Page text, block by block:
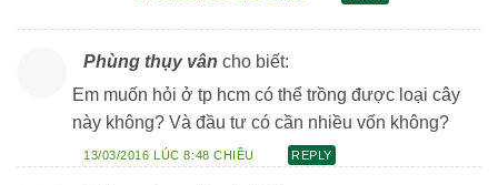
Phùng thụy vân cho biết:
Em muốn hỏi ở tp hcm có thể trồng được loại cây
này không? Và đầu tư có cần nhiều vốn không?
13/03/2016 LÚC 8:48 CHIỀU REPLY